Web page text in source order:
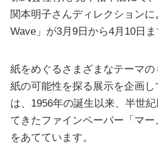
関本明子さんディレクション
Wave」が3月9日から4月10日ま
紙をめぐるさまざまなテーマ
紙の可能性を探る展示を企画
は、1956年の誕生以来、半世
てきたファインペーパー「マ
をあてています。